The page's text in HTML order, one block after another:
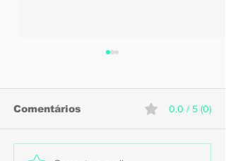
Comentários 0.0 / 5 (0)